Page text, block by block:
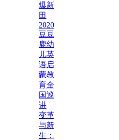
爆新
田
2020
豆豆
鹿幼
儿英
语启
蒙教
育全
国巡
讲
变革
与新
生：